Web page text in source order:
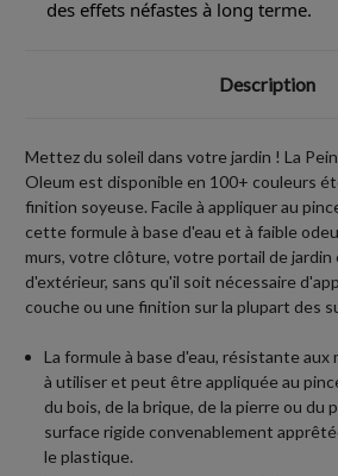
des effets néfastes à long terme.
Description
Mettez du soleil dans votre jardin ! La
Oleum est disponible en 100+ couleurs
finition soyeuse. Facile à appliquer au
cette formule à base d'eau et à faible
murs, votre clôture, votre portail de jardin
d'extérieur, sans qu'il soit nécessaire
couche ou une finition sur la plupart des
La formule à base d'eau, résistante
à utiliser et peut être appliquée au
du bois, de la brique, de la pierre ou du
surface rigide convenablement
le plastique.